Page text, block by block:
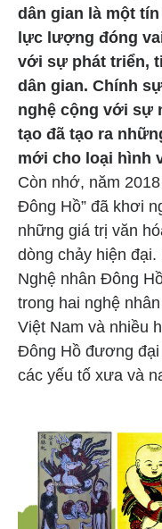
dân gian là một
lực lượng đóng
với sự phát triển,
dân gian. Chính
nghệ cộng với sự
tạo đã tạo ra
mới cho loại hình
Còn nhớ, năm
Đông Hồ” đã khơi
những giá trị văn
dòng chảy hiện
Nghệ nhân Đông
trong hai nghệ
Việt Nam và nhiều
Đông Hồ đương
các yếu tố xưa và